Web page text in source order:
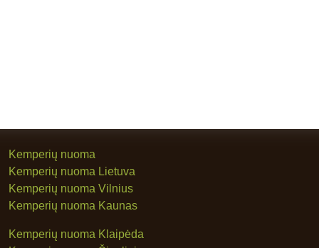
Kemperių nuoma
Kemperių nuoma Lietuva
Kemperių nuoma Vilnius
Kemperių nuoma Kaunas
Kemperių nuoma Klaipėda